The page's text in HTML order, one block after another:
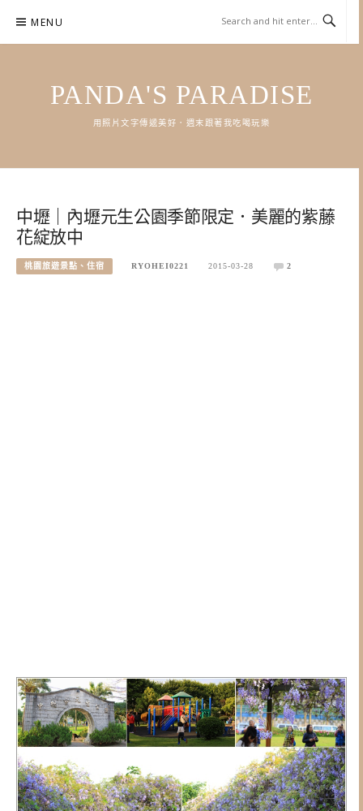
content
MENU
PANDA'S PARADISE
用照片文字傳遞美好．週末跟著我吃喝玩樂
中壢｜內壢元生公園季節限定．美麗的紫藤
花綻放中
桃園旅遊景點、住宿 RYOHEI0221 2015-03-28 2